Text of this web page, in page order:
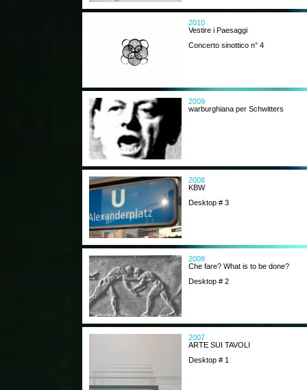
2010
Vestire i Paesaggi
Concerto sinottico n° 4
2009
warburghiana per Schwitters
2008
KBW
Desktop # 3
2008
Che fare? What is to be done?
Desktop # 2
2007
ARTE SUI TAVOLI
Desktop # 1